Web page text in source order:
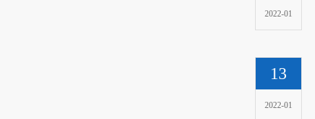
2022-01
13
2022-01